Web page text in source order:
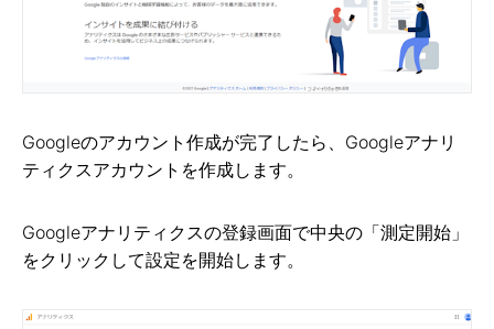
Googleのアカウント作成が完了したら、Googleアナリ
ティクスアカウントを作成します。
Googleアナリティクスの登録画面で中央の「測定開始」
をクリックして設定を開始します。